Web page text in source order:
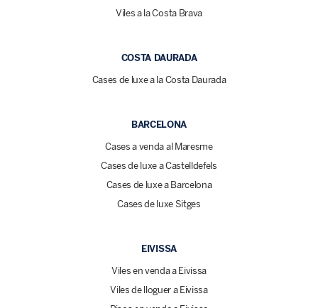
Viles a la Costa Brava
COSTA DAURADA
Cases de luxe a la Costa Daurada
BARCELONA
Cases a venda al Maresme
Cases de luxe a Castelldefels
Cases de luxe a Barcelona
Cases de luxe Sitges
EIVISSA
Viles en venda a Eivissa
Viles de lloguer a Eivissa